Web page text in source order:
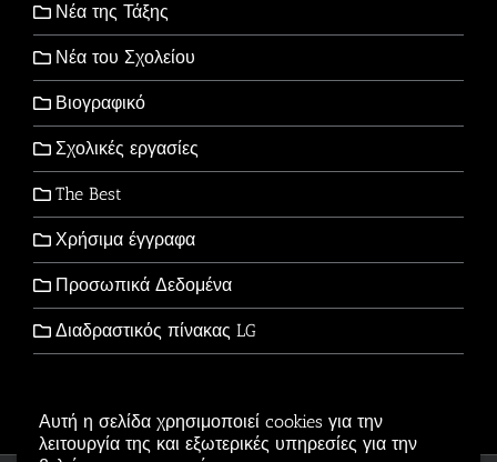
Αυτή η σελίδα χρησιμοποιεί cookies για την
λειτουργία της και εξωτερικές υπηρεσίες για την
Νέα της Τάξης
Νέα του Σχολείου
Βιογραφικό
Σχολικές εργασίες
The Best
Χρήσιμα έγγραφα
Προσωπικά Δεδομένα
Διαδραστικός πίνακας LG